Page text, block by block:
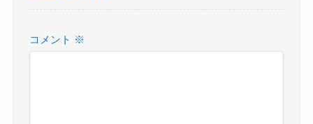
コメント ※